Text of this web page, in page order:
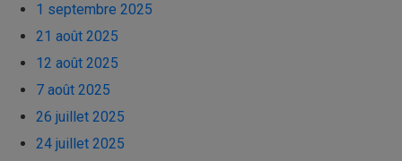
1 septembre 2025
21 août 2025
12 août 2025
7 août 2025
26 juillet 2025
24 juillet 2025